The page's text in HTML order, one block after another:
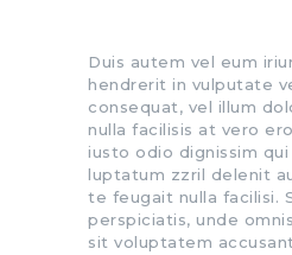
Duis autem vel eum
hendrerit in vulputate
consequat, vel illum
nulla facilisis at vero
iusto odio dignissim
luptatum zzril delenit
te feugait nulla facilisi.
perspiciatis, unde
sit voluptatem